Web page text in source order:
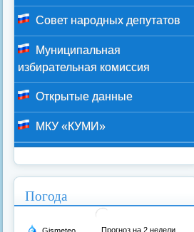
Совет народных депутатов
Муниципальная
избирательная комиссия
Открытые данные
МКУ «КУМИ»
Погода